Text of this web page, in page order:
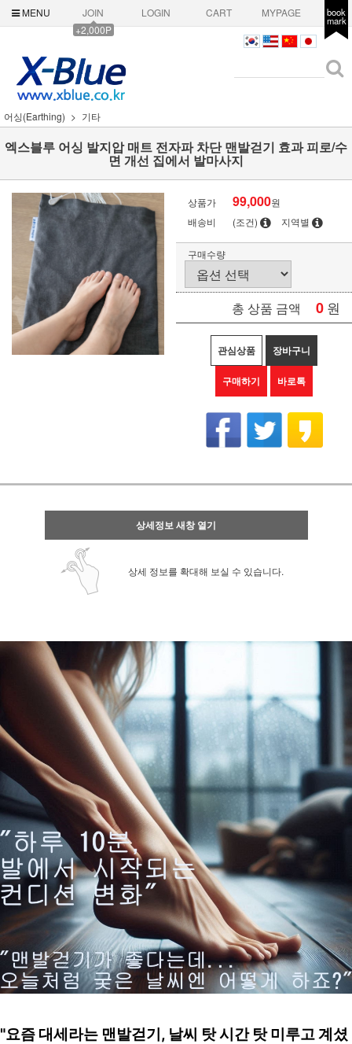
MENU
JOIN
+2,000P
LOGIN CART MYPAGE book
mark
어싱(Earthing) 기타
엑스블루 어싱 발지압 매트 전자파 차단 맨발걷기 효과 피로/수
면 개선 집에서 발마사지
상품가 99,000원
배송비
(조건) 지역별
구매수량
총 상품 금액 0 원
관심상품 장바구니
구매하기 바로톡
상세정보 새창 열기
상세 정보를 확대해 보실 수 있습니다.
"요즘 대세라는 맨발걷기, 날씨 탓 시간 탓 미루고 계셨